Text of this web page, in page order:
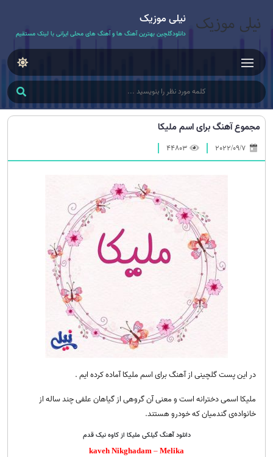
نیلی موزیک
دانلودگلچین بهترین آهنگ ها و آهنگ های محلی ایرانی با لینک مستقیم
مجموع آهنگ برای اسم ملیکا
44803
در این پست گلچینی از آهنگ برای اسم ملیکا آماده کرده ایم .
ملیکا اسمی دخترانه است و معنی آن گروهی از گیاهان علفی چند ساله از
خانواده‌ی گندمیان که خودرو هستند.
دانلود آهنگ گیلکی ملیکا از کاوه نیک قدم
kaveh Nikghadam–Melika